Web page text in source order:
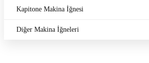
Kapitone Makina İğnesi
Diğer Makina İğneleri